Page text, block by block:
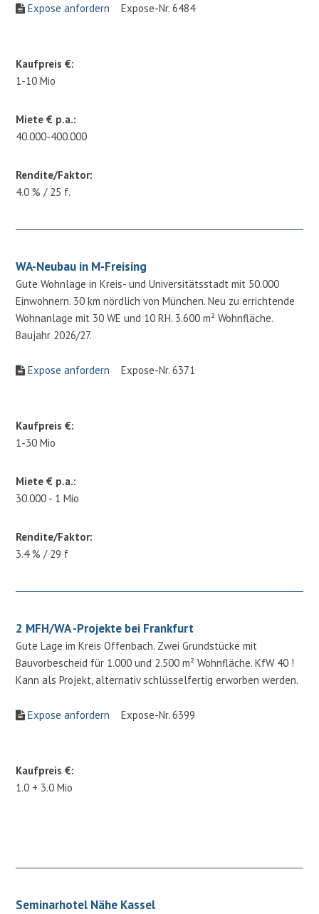
Expose anfordern Expose-Nr. 6484
Kaufpreis €:
1-10 Mio
Miete € p.a.:
40.000-400.000
Rendite/Faktor:
4.0 % / 25 f.
WA-Neubau in M-Freising
Gute Wohnlage in Kreis- und Universitätsstadt mit 50.000
Einwohnern. 30 km nördlich von München. Neu zu errichtende
Wohnanlage mit 30 WE und 10 RH. 3.600 m² Wohnfläche.
Baujahr 2026/27.
Expose anfordern Expose-Nr. 6371
Kaufpreis €:
1-30 Mio
Miete € p.a.:
30.000 - 1 Mio
Rendite/Faktor:
3.4 % / 29 f
2 MFH/WA -Projekte bei Frankfurt
Gute Lage im Kreis Offenbach. Zwei Grundstücke mit
Bauvorbescheid für 1.000 und 2.500 m² Wohnfläche. KfW 40 !
Kann als Projekt, alternativ schlüsselfertig erworben werden.
Expose anfordern Expose-Nr. 6399
Kaufpreis €:
1.0 + 3.0 Mio
Seminarhotel Nähe Kassel